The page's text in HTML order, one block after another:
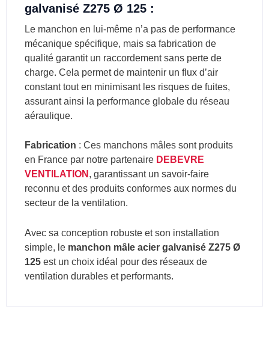
galvanisé Z275 Ø 125 :
Le manchon en lui-même n’a pas de performance
mécanique spécifique, mais sa fabrication de
qualité garantit un raccordement sans perte de
charge. Cela permet de maintenir un flux d’air
constant tout en minimisant les risques de fuites,
assurant ainsi la performance globale du réseau
aéraulique.
Fabrication : Ces manchons mâles sont produits
en France par notre partenaire DEBEVRE
VENTILATION , garantissant un savoir-faire
reconnu et des produits conformes aux normes du
secteur de la ventilation.
Avec sa conception robuste et son installation
simple, le manchon mâle acier galvanisé Z275 Ø
125 est un choix idéal pour des réseaux de
ventilation durables et performants.